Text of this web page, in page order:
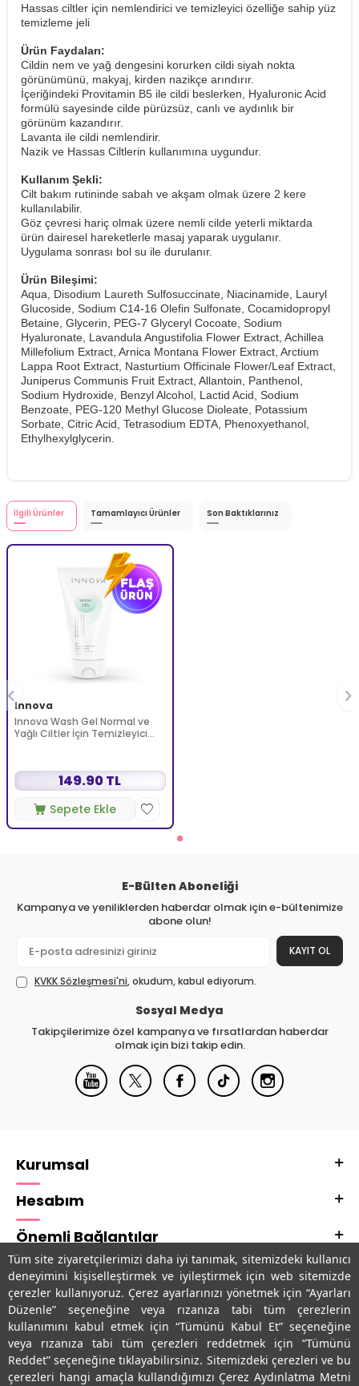
Tüm site ziyaretçilerimizi daha iyi tanımak, sitemizdeki kullanıcı
deneyimini kişiselleştirmek ve iyileştirmek için web sitemizde
çerezler kullanıyoruz. Çerez ayarlarınızı yönetmek için “Ayarları
Düzenle” seçeneğine veya rızanıza tabi tüm çerezlerin
kullanımını kabul etmek için “Tümünü Kabul Et” seçeneğine
veya rızanıza tabi tüm çerezleri reddetmek için “Tümünü
Reddet” seçeneğine tıklayabilirsiniz. Sitemizdeki çerezleri ve bu
çerezleri hangi amaçla kullandığımızı Çerez Aydınlatma Metni
Hassas ciltler için nemlendirici ve temizleyici özelliğe sahip yüz
temizleme jeli
Ürün Faydaları:
Cildin nem ve yağ dengesini korurken cildi siyah nokta
görünümünü, makyaj, kirden nazikçe arındırır.
İçeriğindeki Provitamin B5 ile cildi beslerken, Hyaluronic Acid
formülü sayesinde cilde pürüzsüz, canlı ve aydınlık bir
görünüm kazandırır.
Lavanta ile cildi nemlendirir.
Nazik ve Hassas Ciltlerin kullanımına uygundur.
Kullanım Şekli:
Cilt bakım rutininde sabah ve akşam olmak üzere 2 kere
kullanılabilir.
Göz çevresi hariç olmak üzere nemli cilde yeterli miktarda
ürün dairesel hareketlerle masaj yaparak uygulanır.
​Uygulama sonrası bol su ile durulanır.
Ürün Bileşimi:
Aqua, Disodium Laureth Sulfosuccinate, Niacinamide, Lauryl
Glucoside, Sodium C14-16 Olefin Sulfonate, Cocamidopropyl
Betaine, Glycerin, PEG-7 Glyceryl Cocoate, Sodium
Hyaluronate, Lavandula Angustifolia Flower Extract, Achillea
Millefolium Extract, Arnica Montana Flower Extract, Arctium
Lappa Root Extract, Nasturtium Officinale Flower/Leaf Extract,
Juniperus Communis Fruit Extract, Allantoin, Panthenol,
Sodium Hydroxide, Benzyl Alcohol, Lactid Acid, Sodium
Benzoate, PEG-120 Methyl Glucose Dioleate, Potassium
Sorbate, Citric Acid, Tetrasodium EDTA, Phenoxyethanol,
Ethylhexylglycerin.
İlgili Ürünler Tamamlayıcı Ürünler Son Baktıklarınız
Innova
Innova Wash Gel Normal ve
Yağlı Ciltler İçin Temizleyici
149.90 TL
Sepete Ekle
E-Bülten Aboneliği
Kampanya ve yeniliklerden haberdar olmak için e-bültenimize
abone olun!
KAYIT OL
KVKK Sözleşmesi'ni, okudum, kabul ediyorum.
Sosyal Medya
Takipçilerimize özel kampanya ve fırsatlardan haberdar
olmak için bizi takip edin.
Kurumsal
Hesabım
Önemli Bağlantılar
Adres & İletişim
Uygulamalarımız